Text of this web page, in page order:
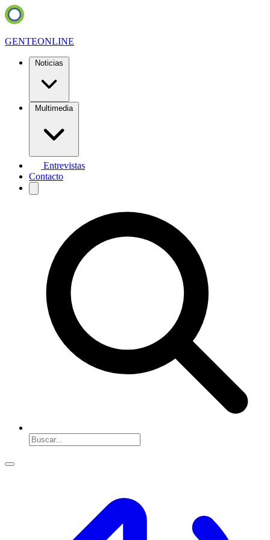
GENTEONLINE
Noticias
Multimedia
Entrevistas
Contacto